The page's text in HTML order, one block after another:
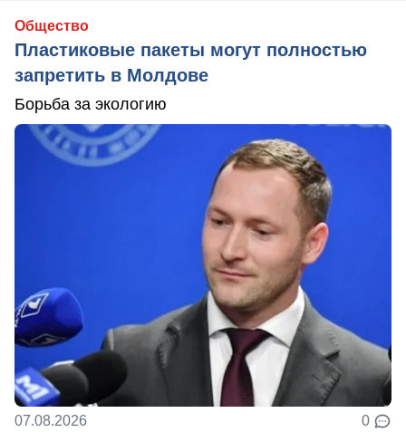
Общество
Пластиковые пакеты могут полностью
запретить в Молдове
Борьба за экологию
07.08.2026 0